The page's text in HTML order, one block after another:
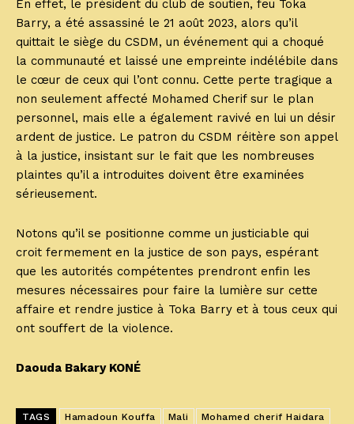
En effet, le président du club de soutien, feu Toka
Barry, a été assassiné le 21 août 2023, alors qu’il
quittait le siège du CSDM, un événement qui a choqué
la communauté et laissé une empreinte indélébile dans
le cœur de ceux qui l’ont connu. Cette perte tragique a
non seulement affecté Mohamed Cherif sur le plan
personnel, mais elle a également ravivé en lui un désir
ardent de justice. Le patron du CSDM réitère son appel
à la justice, insistant sur le fait que les nombreuses
plaintes qu’il a introduites doivent être examinées
sérieusement.
Notons qu’il se positionne comme un justiciable qui
croit fermement en la justice de son pays, espérant
que les autorités compétentes prendront enfin les
mesures nécessaires pour faire la lumière sur cette
affaire et rendre justice à Toka Barry et à tous ceux qui
ont souffert de la violence.
Daouda Bakary KONÉ
TAGS Hamadoun Kouffa Mali
Mohamed cherif Haidara